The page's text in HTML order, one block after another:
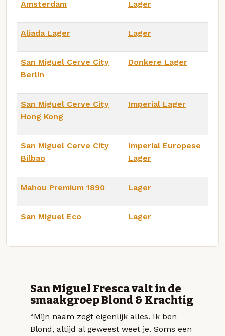
Amsterdam Lager
Aliada Lager Lager
San Miguel Cerve City
Berlín
Donkere Lager
San Miguel Cerve City
Hong Kong
Imperial Lager
San Miguel Cerve City
Bilbao
Imperial Europese
Lager
Mahou Premium 1890 Lager
San Miguel Eco Lager
San Miguel Fresca valt in de
smaakgroep Blond & Krachtig
“Mijn naam zegt eigenlijk alles. Ik ben
Blond, altijd al geweest weet je. Soms een